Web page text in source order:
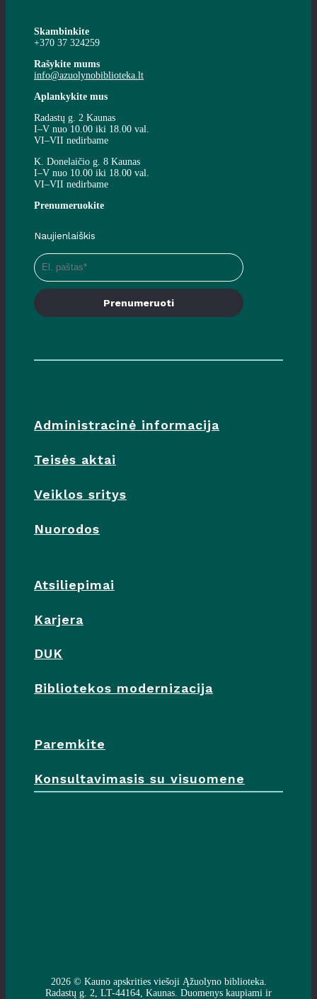
Skambinkite
+370 37 324259
Rašykite mums
info@azuolynobiblioteka.lt
Aplankykite mus
Radastų g. 2 Kaunas
I–V nuo 10.00 iki 18.00 val.
VI–VII nedirbame
K. Donelaičio g. 8 Kaunas
I–V nuo 10.00 iki 18.00 val.
VI–VII nedirbame
Prenumeruokite
Naujienlaiškis
Prenumeruoti
Administracinė informacija
Teisės aktai
Veiklos sritys
Nuorodos
Atsiliepimai
Karjera
DUK
Bibliotekos modernizacija
Paremkite
Konsultavimasis su visuomene
2026 © Kauno apskrities viešoji Ąžuolyno biblioteka.
Radastų g. 2, LT-44164, Kaunas. Duomenys kaupiami ir